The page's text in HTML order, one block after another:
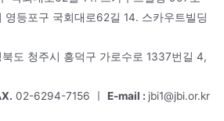
영등포구 국회대로62길 14. 스카우트빌딩
북도 청주시 흥덕구 가로수로 1337번길 4,
02-6294-7156 ㅣ E-mail : jbi1@jbi.or.kr